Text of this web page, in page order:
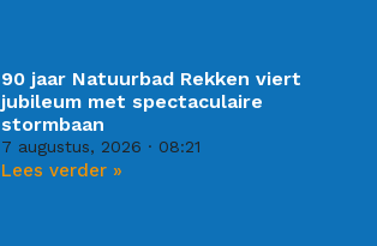
90 jaar Natuurbad Rekken viert
jubileum met spectaculaire
stormbaan
7 augustus, 2026 08:21
Lees verder »